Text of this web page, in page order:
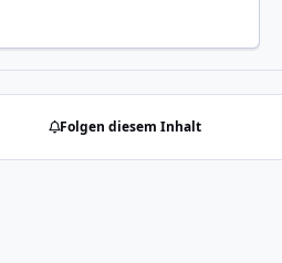
Folgen diesem Inhalt